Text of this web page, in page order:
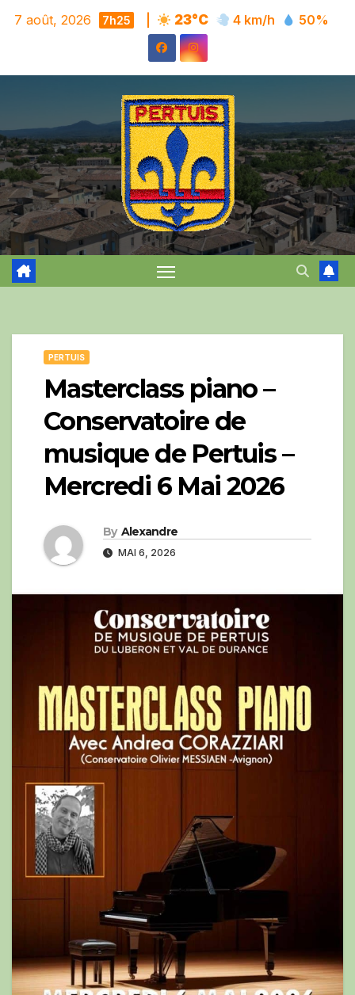
Skip
7 août, 2026 7h25 23°C 4 km/h 50%
PERTUIS
Masterclass piano –
Conservatoire de
musique de Pertuis –
Mercredi 6 Mai 2026
By Alexandre
MAI 6, 2026